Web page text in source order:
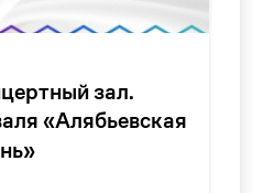
зал.
«Алябьевская